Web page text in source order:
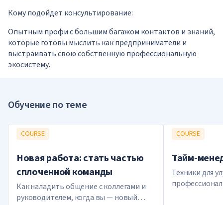
Кому подойдет консультирование:
Опытным профи с большим багажом контактов и знаний,
которые готовы мыслить как предприниматели и
выстраивать свою собственную профессиональную
экосистему.
Обучение по теме
COURSE
Новая работа: стать частью
сплоченной команды
Как наладить общение с коллегами и
руководителем, когда вы — новый
COURSE
Тайм-
Техники для